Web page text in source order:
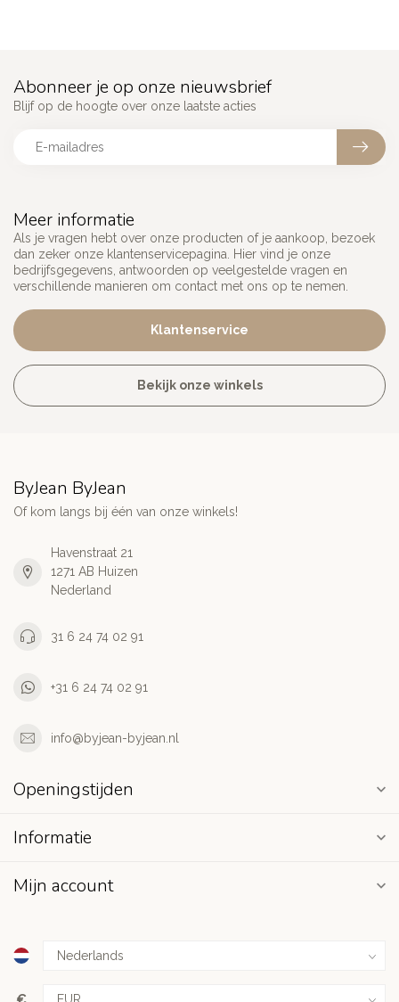
Meer informatie
Als je vragen hebt over onze producten of je aankoop, bezoek
dan zeker onze klantenservicepagina. Hier vind je onze
bedrijfsgegevens, antwoorden op veelgestelde vragen en
verschillende manieren om contact met ons op te nemen.
Klantenservice
Bekijk onze winkels
Abonneer je op onze nieuwsbrief
Blijf op de hoogte over onze laatste acties
ByJean ByJean
Of kom langs bij één van onze winkels!
Havenstraat 21
1271 AB Huizen
Nederland
31 6 24 74 02 91
+31 6 24 74 02 91
info@byjean-byjean.nl
Openingstijden
Informatie
Mijn account